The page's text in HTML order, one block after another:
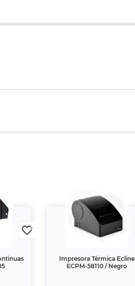
Impresora Térmica Ecline
ECPM-58110 / Negro